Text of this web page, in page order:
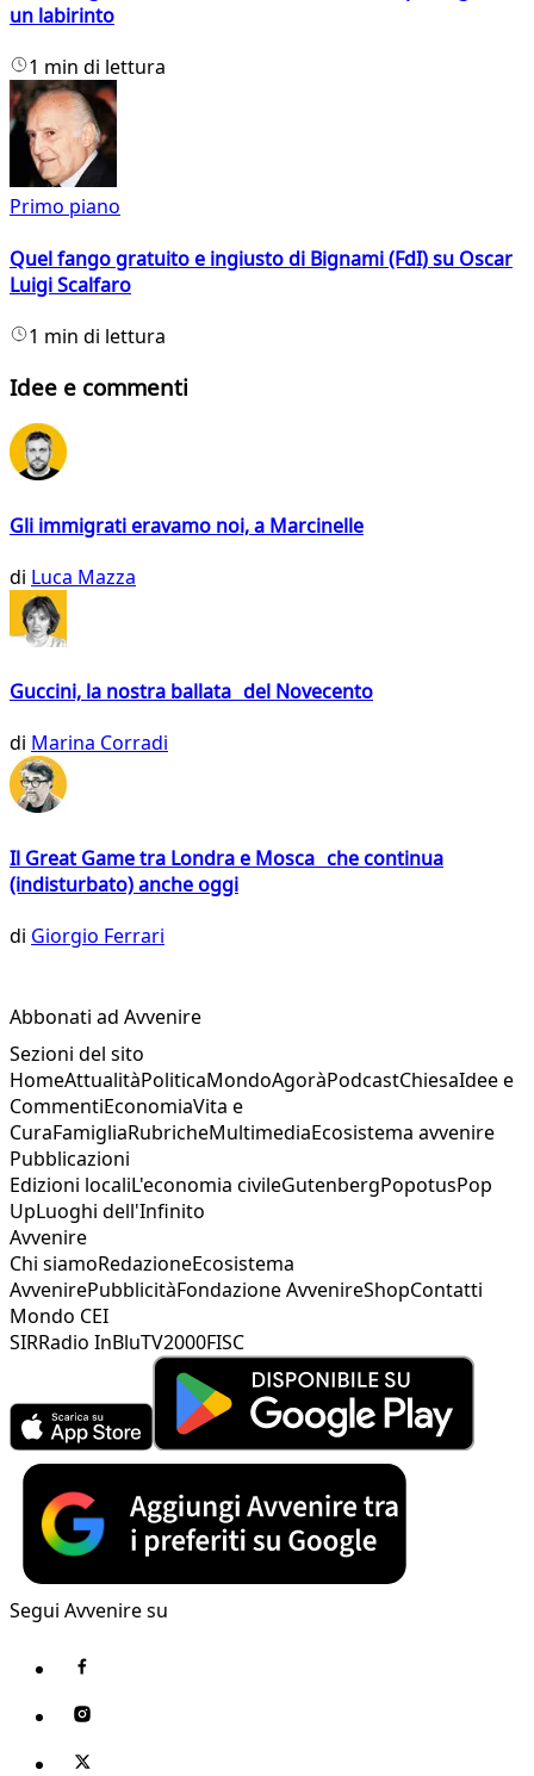
un labirinto
1 min di lettura
Primo piano
Quel fango gratuito e ingiusto di Bignami (FdI) su Oscar
Luigi Scalfaro
1 min di lettura
Idee e commenti
Gli immigrati eravamo noi, a Marcinelle
di Luca Mazza
Guccini, la nostra ballata del Novecento
di Marina Corradi
Il Great Game tra Londra e Mosca che continua
(indisturbato) anche oggi
di Giorgio Ferrari
Abbonati ad Avvenire
Sezioni del sito
HomeAttualitàPoliticaMondoAgoràPodcastChiesaIdee e
CommentiEconomiaVita e
CuraFamigliaRubricheMultimediaEcosistema avvenire
Pubblicazioni
Edizioni localiL'economia civileGutenbergPopotusPop
UpLuoghi dell'Infinito
Avvenire
Chi siamoRedazioneEcosistema
AvvenirePubblicitàFondazione AvvenireShopContatti
Mondo CEI
SIRRadio InBluTV2000FISC
Segui Avvenire su